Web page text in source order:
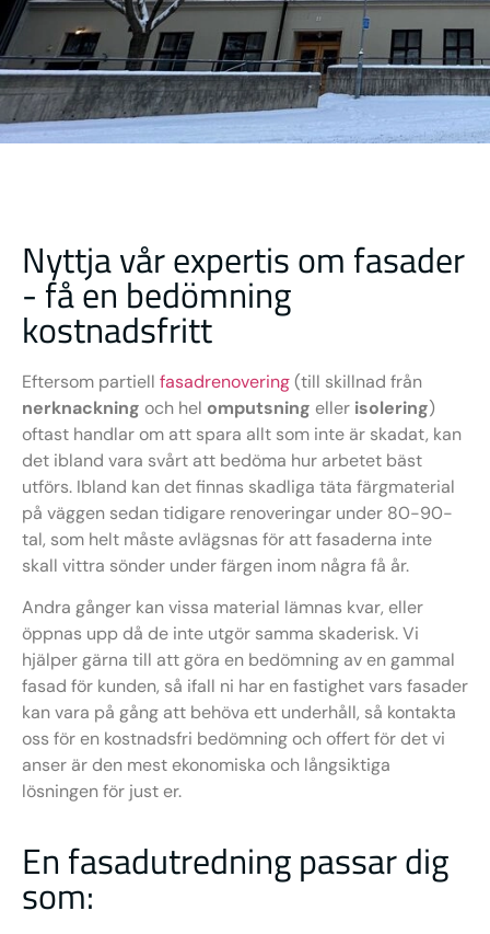
Nyttja vår expertis om fasader
- få en bedömning
kostnadsfritt
Eftersom partiell fasadrenovering(till skillnad från
nerknackning och hel omputsning eller isolering)
oftast handlar om att spara allt som inte är skadat, kan
det ibland vara svårt att bedöma hur arbetet bäst
utförs. Ibland kan det finnas skadliga täta färgmaterial
på väggen sedan tidigare renoveringar under 80-90-
tal, som helt måste avlägsnas för att fasaderna inte
skall vittra sönder under färgen inom några få år.
Andra gånger kan vissa material lämnas kvar, eller
öppnas upp då de inte utgör samma skaderisk. Vi
hjälper gärna till att göra en bedömning av en gammal
fasad för kunden, så ifall ni har en fastighet vars fasader
kan vara på gång att behöva ett underhåll, så kontakta
oss för en kostnadsfri bedömning och offert för det vi
anser är den mest ekonomiska och långsiktiga
lösningen för just er.
En fasadutredning passar dig
som: